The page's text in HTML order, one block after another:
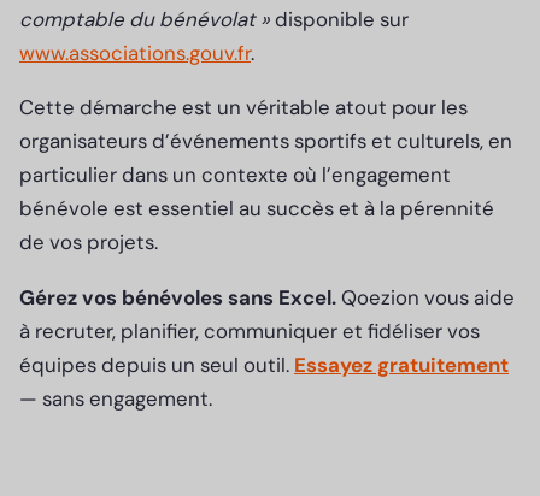
comptable du bénévolat »disponible sur
www.associations.gouv.fr.
Cette démarche est un véritable atout pour les
organisateurs d’événements sportifs et culturels, en
particulier dans un contexte où l’engagement
bénévole est essentiel au succès et à la pérennité
de vos projets.
Gérez vos bénévoles sans Excel.Qoezion vous aide
à recruter, planifier, communiquer et fidéliser vos
équipes depuis un seul outil. Essayez gratuitement
— sans engagement.